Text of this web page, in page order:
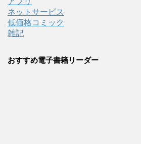
ネットサービス
低価格コミック
雑記
おすすめ電子書籍リーダー